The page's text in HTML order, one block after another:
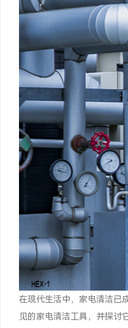
在现代生活中，家电清洁已
见的家电清洁工具，并探讨